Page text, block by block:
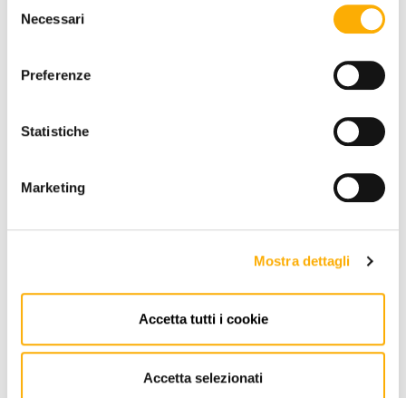
delNecessari
Preferenze
Statistiche
Marketing
Mostra dettagli
Accetta tutti i cookie
Accetta selezionati
INFORMATIONEN